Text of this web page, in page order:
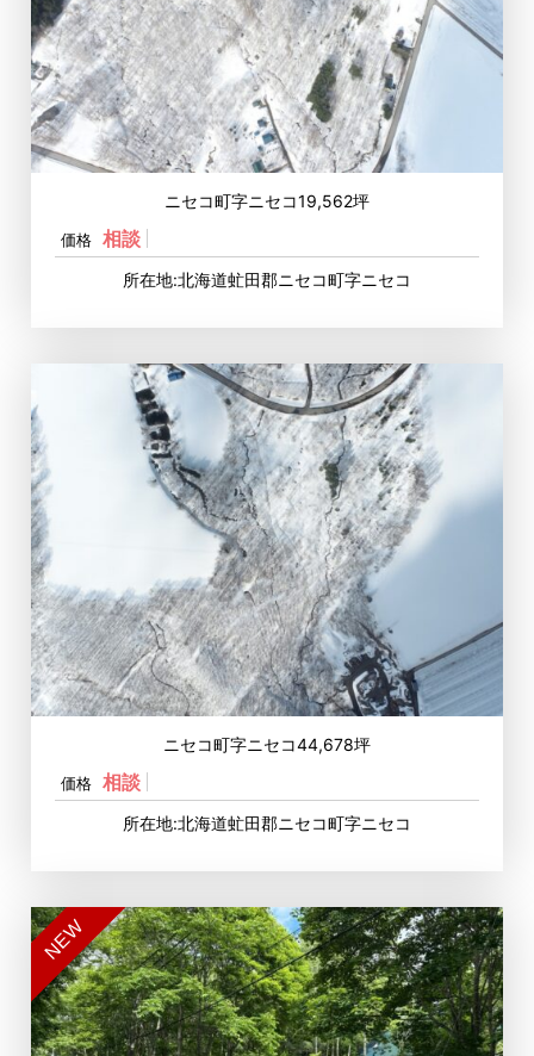
ニセコ町字ニセコ19,562坪
価格 相談
所在地:北海道虻田郡ニセコ町字ニセコ
ニセコ町字ニセコ44,678坪
価格 相談
所在地:北海道虻田郡ニセコ町字ニセコ
NEW